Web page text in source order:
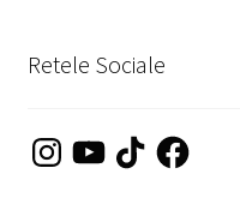
Retele Sociale
InstagramYouTubeTikTokFacebook